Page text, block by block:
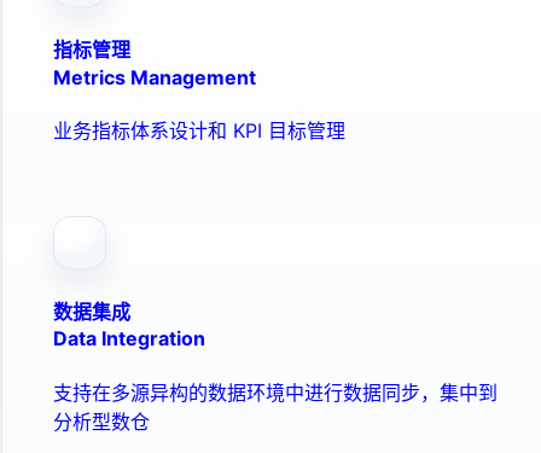
指标管理
Metrics Management
业务指标体系设计和 KPI 目标管理
数据集成
Data Integration
支持在多源异构的数据环境中进行数据同步，集中到
分析型数仓